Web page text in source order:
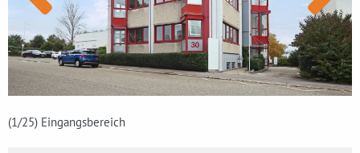
(1/25) Eingangsbereich